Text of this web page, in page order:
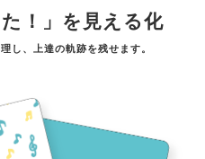
！」を見える化
し、上達の軌跡を残せます。